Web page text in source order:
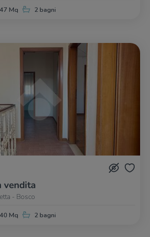
Mq 2 bagni
vendita
- Bosco
Mq 2 bagni